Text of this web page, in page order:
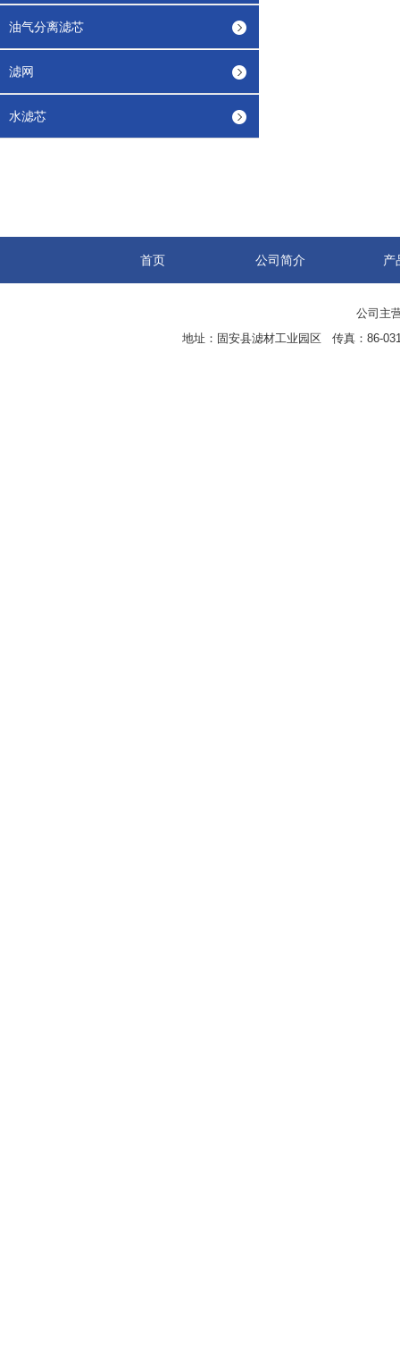
油气分离滤芯
滤网
水滤芯
首页 公司简介 产
公司主
地址：固安县滤材工业园区 传真：86-